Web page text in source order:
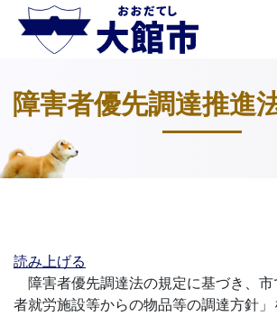
障害者優先調達推進
読み上げる
障害者優先調達法の規定に基づき、
者就労施設等からの物品等の調達方針」